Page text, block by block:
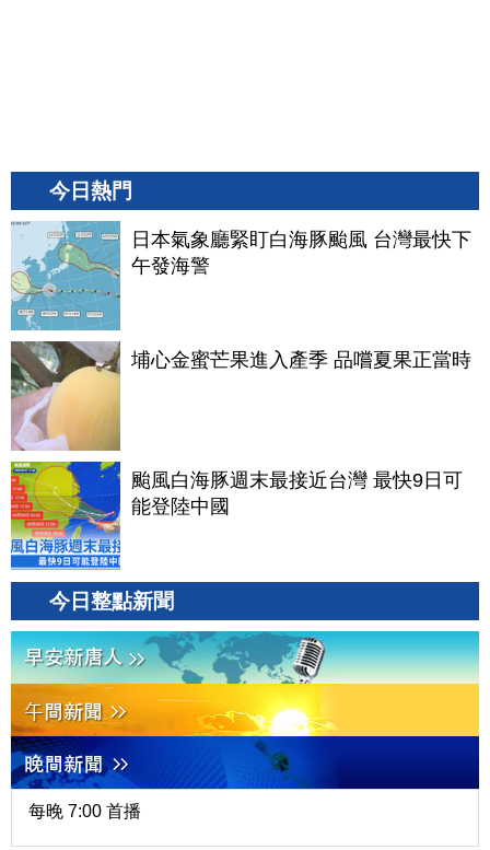
今日熱門
日本氣象廳緊盯白海豚颱風 台灣最快下
午發海警
埔心金蜜芒果進入產季 品嚐夏果正當時
颱風白海豚週末最接近台灣 最快9日可
能登陸中國
今日整點新聞
每晚 7:00 首播